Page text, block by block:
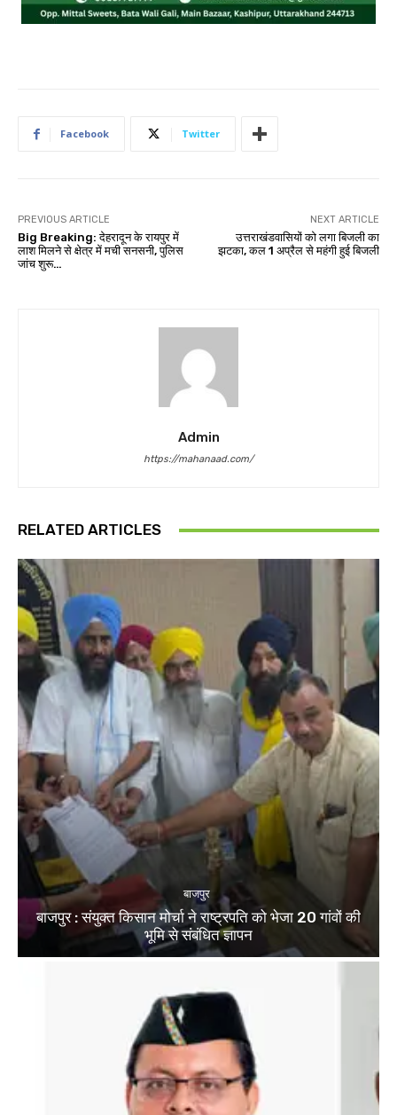
Facebook Twitter
PREVIOUS ARTICLE
Big Breaking: देहरादून के रायपुर में
लाश मिलने से क्षेत्र में मची सनसनी, पुलिस
जांच शुरू…
NEXT ARTICLE
उत्तराखंडवासियों को लगा बिजली का
झटका, कल 1 अप्रैल से महंगी हुई बिजली
Admin
https://mahanaad.com/
RELATED ARTICLES
बाजपुर
बाजपुर : संयुक्त किसान मोर्चा ने राष्ट्रपति को भेजा 20 गांवों की
भूमि से संबंधित ज्ञापन